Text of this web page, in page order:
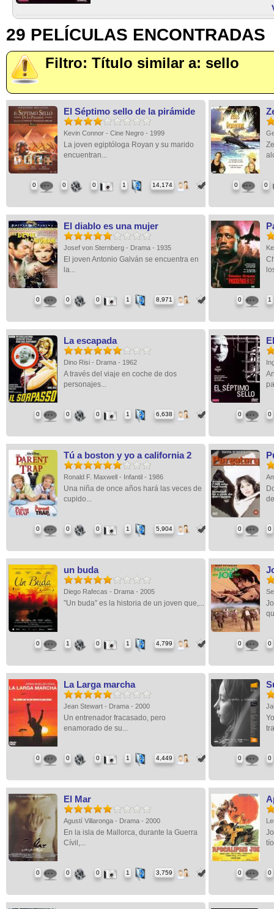
29 PELÍCULAS ENCONTRADAS
Filtro: Título similar a: sello
El Séptimo sello de la pirámide
Kevin Connor - Cine Negro - 1999
La joven egiptóloga Royan y su marido
encuentran...
0 0 0 1 14,174 0 0
El diablo es una mujer
Josef von Sternberg - Drama - 1935
El joven Antonio Galván se encuentra en
la...
0 0 0 1 8,971 0 1
La escapada
Dino Risi - Drama - 1962
A través del viaje en coche de dos
personajes...
0 0 0 1 6,638 0 0
Tú a boston y yo a california 2
Ronald F. Maxwell - Infantil - 1986
Una niña de once años hará las veces de
cupido...
0 0 0 1 5,904 0 0
un buda
Diego Rafecas - Drama - 2005
”Un buda” es la historia de un joven que,...
0 1 0 1 4,799 0 0
La Larga marcha
Jean Stewart - Drama - 2000
Un entrenador fracasado, pero
enamorado de su...
0 0 0 1 4,449 0 0
El Mar
Agustí Villaronga - Drama - 2000
En la isla de Mallorca, durante la Guerra
Cívil,...
0 0 0 1 3,759 0 0